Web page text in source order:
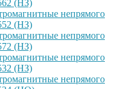
(НЗ)
непрямого
(НЗ)
непрямого
(НЗ)
непрямого
(НЗ)
непрямого